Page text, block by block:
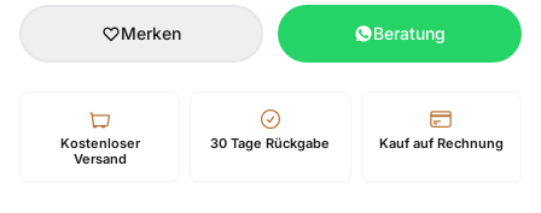
Merken Beratung
Kostenloser
Versand
30 Tage Rückgabe Kauf auf Rechnung